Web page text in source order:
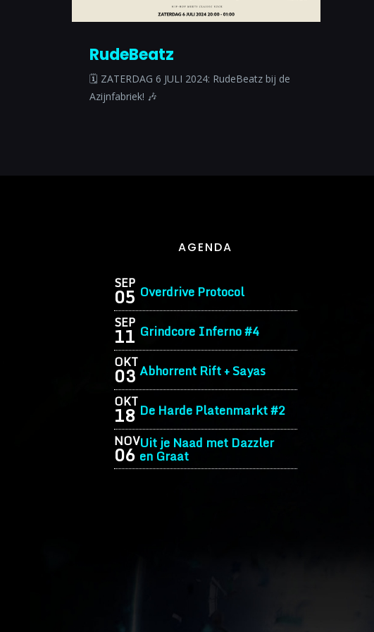
RudeBeatz
🗓 ZATERDAG 6 JULI 2024: RudeBeatz bij de
Azijnfabriek! 🎶
AGENDA
SEP
05 Overdrive Protocol
SEP
11 Grindcore Inferno #4
OKT
03 Abhorrent Rift + Sayas
OKT
18 De Harde Platenmarkt #2
NOV
06 Uit je Naad met Dazzler
en Graat